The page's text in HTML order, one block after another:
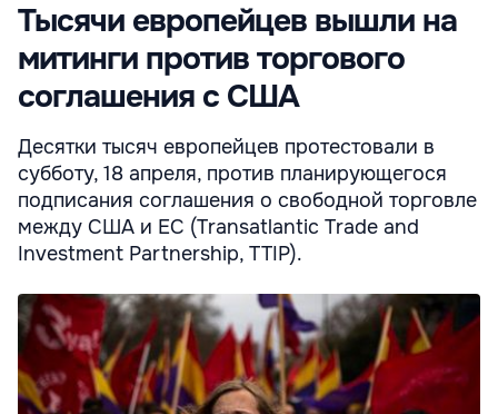
Тысячи европейцев вышли на
митинги против торгового
соглашения с США
Десятки тысяч европейцев протестовали в
субботу, 18 апреля, против планирующегося
подписания соглашения о свободной торговле
между США и ЕС (Transatlantic Trade and
Investment Partnership, TTIP).